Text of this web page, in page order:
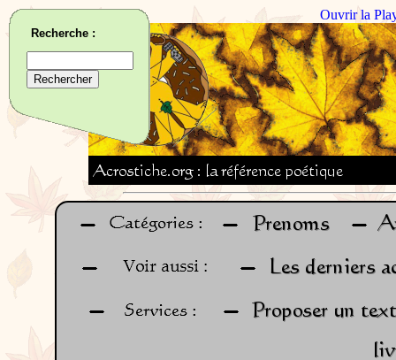
Ouvrir la
Recherche :